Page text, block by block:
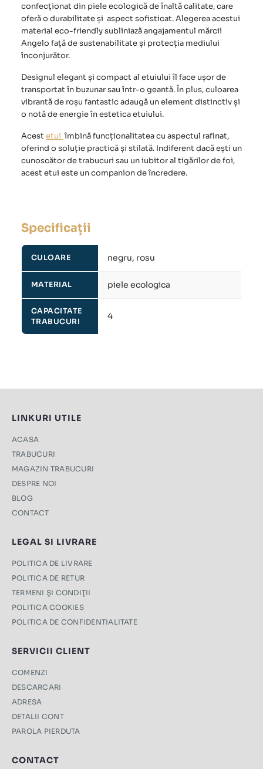
confecționat din piele ecologică de înaltă calitate, care
oferă o durabilitate și aspect sofisticat. Alegerea acestui
material eco-friendly subliniază angajamentul mărcii
Angelo față de sustenabilitate și protecția mediului
înconjurător.
Designul elegant și compact al etuiului îl face ușor de
transportat în buzunar sau într-o geantă. În plus, culoarea
vibrantă de roșu fantastic adaugă un element distinctiv și
o notă de energie în estetica etuiului.
Acest etui îmbină funcționalitatea cu aspectul rafinat,
oferind o soluție practică și stilată. Indiferent dacă ești un
cunoscător de trabucuri sau un iubitor al tigărilor de foi,
acest etui este un companion de încredere.
Specificații
CULOARE negru, rosu
MATERIAL piele ecologica
CAPACITATE
TRABUCURI
4
LINKURI UTILE
ACASA
TRABUCURI
MAGAZIN TRABUCURI
DESPRE NOI
BLOG
CONTACT
LEGAL SI LIVRARE
POLITICA DE LIVRARE
POLITICA DE RETUR
TERMENI ŞI CONDIŢII
POLITICA COOKIES
POLITICA DE CONFIDENTIALITATE
SERVICII CLIENT
COMENZI
DESCARCARI
ADRESA
DETALII CONT
PAROLA PIERDUTA
CONTACT